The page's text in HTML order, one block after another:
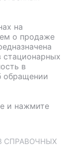
на
о продаже
стационарных
в
обращении
и нажмите
СПРАВОЧНЫХ